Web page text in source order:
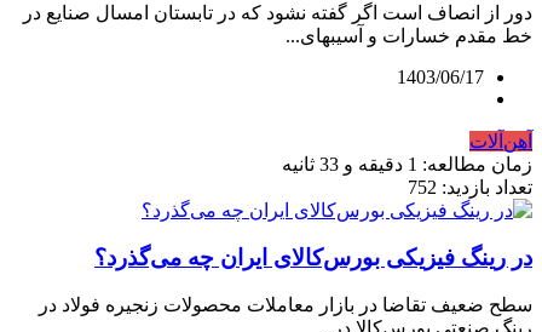
دور از انصاف است اگر گفته نشود که در تابستان امسال صنایع در
خط مقدم خسارات و آسیب‏های...
1403/06/17
آهن‌آلات
زمان مطالعه: 1 دقیقه و 33 ثانیه
تعداد بازدید: 752
در رینگ فیزیکی بورس‌کالای ایران چه می‌گذرد؟
سطح ضعیف تقاضا در بازار معاملات محصولات زنجیره فولاد در